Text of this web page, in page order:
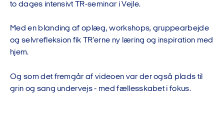
to dages intensivt TR-seminar i Vejle.
Med en blanding af oplæg, workshops, gruppearbejde
og selvrefleksion fik TR'erne ny læring og inspiration med
hjem.
Og som det fremgår af videoen var der også plads til
grin og sang undervejs - med fællesskabet i fokus.